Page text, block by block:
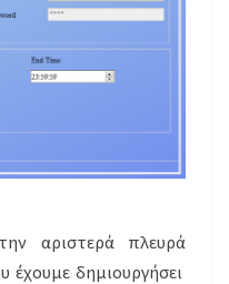
αριστερά πλευρά
δημιουργήσει